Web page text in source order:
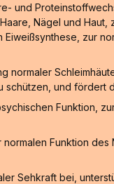
und
Nägel und
zur
normaler
und fördert
Funktion,
Funktion
Sehkraft bei,